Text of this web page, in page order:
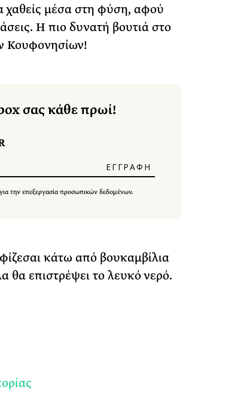
χαθείς μέσα στη φύση, αφού
Η πιο δυνατή βουτιά στο
Κουφονησίων!
σας κάθε πρωί!
την επεξεργασία προσωπικών δεδομένων.
κάτω από βουκαμβίλια
θα επιστρέψει το λευκό νερό.